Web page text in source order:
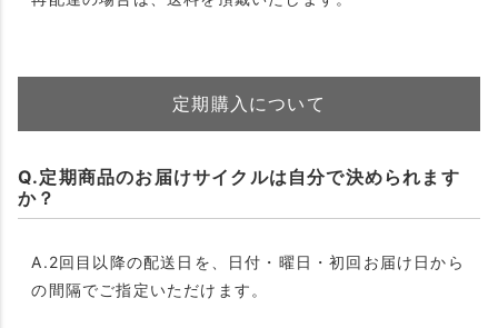
定期購入について
Q.定期商品のお届けサイクルは自分で決められます
か？
A.2回目以降の配送日を、日付・曜日・初回お届け日から
の間隔でご指定いただけます。